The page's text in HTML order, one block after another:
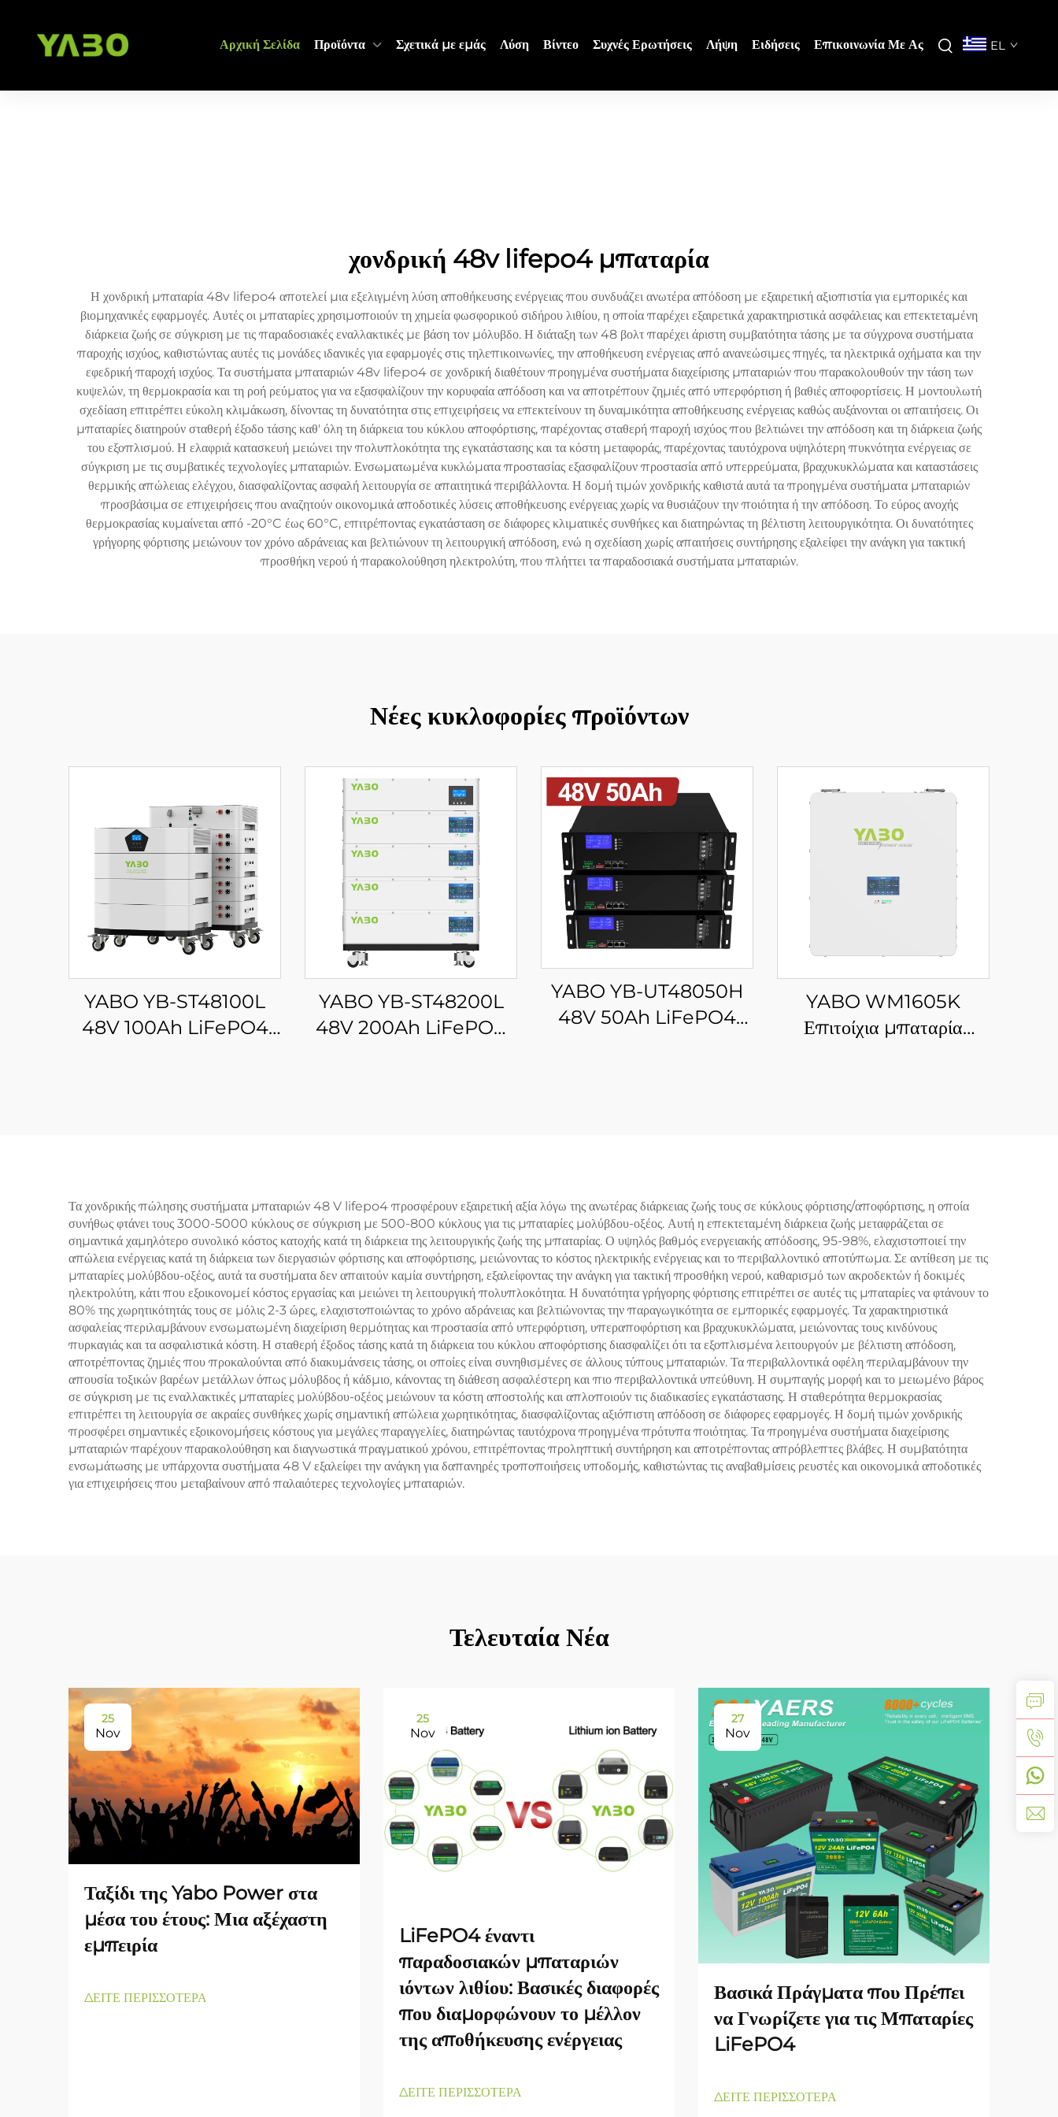
Αρχική Σελίδα Προϊόντα Σχετικά με εμάς Λύση Βίντεο Συχνές Ερωτήσεις Λήψη Ειδήσεις Επικοινωνία Με Ας EL
χονδρική 48v lifepo4 μπαταρία
Η χονδρική μπαταρία 48v lifepo4 αποτελεί μια εξελιγμένη λύση αποθήκευσης ενέργειας που συνδυάζει ανωτέρα απόδοση με εξαιρετική αξιοπιστία για εμπορικές και
βιομηχανικές εφαρμογές. Αυτές οι μπαταρίες χρησιμοποιούν τη χημεία φωσφορικού σιδήρου λιθίου, η οποία παρέχει εξαιρετικά χαρακτηριστικά ασφάλειας και επεκτεταμένη
διάρκεια ζωής σε σύγκριση με τις παραδοσιακές εναλλακτικές με βάση τον μόλυβδο. Η διάταξη των 48 βολτ παρέχει άριστη συμβατότητα τάσης με τα σύγχρονα συστήματα
παροχής ισχύος, καθιστώντας αυτές τις μονάδες ιδανικές για εφαρμογές στις τηλεπικοινωνίες, την αποθήκευση ενέργειας από ανανεώσιμες πηγές, τα ηλεκτρικά οχήματα και την
εφεδρική παροχή ισχύος. Τα συστήματα μπαταριών 48v lifepo4 σε χονδρική διαθέτουν προηγμένα συστήματα διαχείρισης μπαταριών που παρακολουθούν την τάση των
κυψελών, τη θερμοκρασία και τη ροή ρεύματος για να εξασφαλίζουν την κορυφαία απόδοση και να αποτρέπουν ζημιές από υπερφόρτιση ή βαθιές αποφορτίσεις. Η μοντουλωτή
σχεδίαση επιτρέπει εύκολη κλιμάκωση, δίνοντας τη δυνατότητα στις επιχειρήσεις να επεκτείνουν τη δυναμικότητα αποθήκευσης ενέργειας καθώς αυξάνονται οι απαιτήσεις. Οι
μπαταρίες διατηρούν σταθερή έξοδο τάσης καθ' όλη τη διάρκεια του κύκλου αποφόρτισης, παρέχοντας σταθερή παροχή ισχύος που βελτιώνει την απόδοση και τη διάρκεια ζωής
του εξοπλισμού. Η ελαφριά κατασκευή μειώνει την πολυπλοκότητα της εγκατάστασης και τα κόστη μεταφοράς, παρέχοντας ταυτόχρονα υψηλότερη πυκνότητα ενέργειας σε
σύγκριση με τις συμβατικές τεχνολογίες μπαταριών. Ενσωματωμένα κυκλώματα προστασίας εξασφαλίζουν προστασία από υπερρεύματα, βραχυκυκλώματα και καταστάσεις
θερμικής απώλειας ελέγχου, διασφαλίζοντας ασφαλή λειτουργία σε απαιτητικά περιβάλλοντα. Η δομή τιμών χονδρικής καθιστά αυτά τα προηγμένα συστήματα μπαταριών
προσβάσιμα σε επιχειρήσεις που αναζητούν οικονομικά αποδοτικές λύσεις αποθήκευσης ενέργειας χωρίς να θυσιάζουν την ποιότητα ή την απόδοση. Το εύρος ανοχής
θερμοκρασίας κυμαίνεται από -20°C έως 60°C, επιτρέποντας εγκατάσταση σε διάφορες κλιματικές συνθήκες και διατηρώντας τη βέλτιστη λειτουργικότητα. Οι δυνατότητες
γρήγορης φόρτισης μειώνουν τον χρόνο αδράνειας και βελτιώνουν τη λειτουργική απόδοση, ενώ η σχεδίαση χωρίς απαιτήσεις συντήρησης εξαλείφει την ανάγκη για τακτική
προσθήκη νερού ή παρακολούθηση ηλεκτρολύτη, που πλήττει τα παραδοσιακά συστήματα μπαταριών.
Νέες κυκλοφορίες προϊόντων
YABO YB-ST48100L
48V 100Ah LiFePO4
YABO YB-ST48200L
48V 200Ah LiFePO4
YABO YB-UT48050H
48V 50Ah LiFePO4
Χρήση
YABO WM1605K
Επιτοίχια μπαταρία
Τα χονδρικής πώλησης συστήματα μπαταριών 48 V lifepo4 προσφέρουν εξαιρετική αξία λόγω της ανωτέρας διάρκειας ζωής τους σε κύκλους φόρτισης/αποφόρτισης, η οποία
συνήθως φτάνει τους 3000-5000 κύκλους σε σύγκριση με 500-800 κύκλους για τις μπαταρίες μολύβδου-οξέος. Αυτή η επεκτεταμένη διάρκεια ζωής μεταφράζεται σε
σημαντικά χαμηλότερο συνολικό κόστος κατοχής κατά τη διάρκεια της λειτουργικής ζωής της μπαταρίας. Ο υψηλός βαθμός ενεργειακής απόδοσης, 95-98%, ελαχιστοποιεί την
απώλεια ενέργειας κατά τη διάρκεια των διεργασιών φόρτισης και αποφόρτισης, μειώνοντας το κόστος ηλεκτρικής ενέργειας και το περιβαλλοντικό αποτύπωμα. Σε αντίθεση με τις
μπαταρίες μολύβδου-οξέος, αυτά τα συστήματα δεν απαιτούν καμία συντήρηση, εξαλείφοντας την ανάγκη για τακτική προσθήκη νερού, καθαρισμό των ακροδεκτών ή δοκιμές
ηλεκτρολύτη, κάτι που εξοικονομεί κόστος εργασίας και μειώνει τη λειτουργική πολυπλοκότητα. Η δυνατότητα γρήγορης φόρτισης επιτρέπει σε αυτές τις μπαταρίες να φτάνουν το
80% της χωρητικότητάς τους σε μόλις 2-3 ώρες, ελαχιστοποιώντας το χρόνο αδράνειας και βελτιώνοντας την παραγωγικότητα σε εμπορικές εφαρμογές. Τα χαρακτηριστικά
ασφαλείας περιλαμβάνουν ενσωματωμένη διαχείριση θερμότητας και προστασία από υπερφόρτιση, υπεραποφόρτιση και βραχυκυκλώματα, μειώνοντας τους κινδύνους
πυρκαγιάς και τα ασφαλιστικά κόστη. Η σταθερή έξοδος τάσης κατά τη διάρκεια του κύκλου αποφόρτισης διασφαλίζει ότι τα εξοπλισμένα λειτουργούν με βέλτιστη απόδοση,
αποτρέποντας ζημιές που προκαλούνται από διακυμάνσεις τάσης, οι οποίες είναι συνηθισμένες σε άλλους τύπους μπαταριών. Τα περιβαλλοντικά οφέλη περιλαμβάνουν την
απουσία τοξικών βαρέων μετάλλων όπως μόλυβδος ή κάδμιο, κάνοντας τη διάθεση ασφαλέστερη και πιο περιβαλλοντικά υπεύθυνη. Η συμπαγής μορφή και το μειωμένο βάρος
σε σύγκριση με τις εναλλακτικές μπαταρίες μολύβδου-οξέος μειώνουν τα κόστη αποστολής και απλοποιούν τις διαδικασίες εγκατάστασης. Η σταθερότητα θερμοκρασίας
επιτρέπει τη λειτουργία σε ακραίες συνθήκες χωρίς σημαντική απώλεια χωρητικότητας, διασφαλίζοντας αξιόπιστη απόδοση σε διάφορες εφαρμογές. Η δομή τιμών χονδρικής
προσφέρει σημαντικές εξοικονομήσεις κόστους για μεγάλες παραγγελίες, διατηρώντας ταυτόχρονα προηγμένα πρότυπα ποιότητας. Τα προηγμένα συστήματα διαχείρισης
μπαταριών παρέχουν παρακολούθηση και διαγνωστικά πραγματικού χρόνου, επιτρέποντας προληπτική συντήρηση και αποτρέποντας απρόβλεπτες βλάβες. Η συμβατότητα
ενσωμάτωσης με υπάρχοντα συστήματα 48 V εξαλείφει την ανάγκη για δαπανηρές τροποποιήσεις υποδομής, καθιστώντας τις αναβαθμίσεις ρευστές και οικονομικά αποδοτικές
για επιχειρήσεις που μεταβαίνουν από παλαιότερες τεχνολογίες μπαταριών.
Τελευταία Νέα
25
Nov
Ταξίδι της Yabo Power στα
μέσα του έτους: Μια αξέχαστη
εμπειρία
ΔΕΙΤΕ ΠΕΡΙΣΣΟΤΕΡΑ
25
Nov
LiFePO4 έναντι
παραδοσιακών μπαταριών
ιόντων λιθίου: Βασικές διαφορές
που διαμορφώνουν το μέλλον
της αποθήκευσης ενέργειας
ΔΕΙΤΕ ΠΕΡΙΣΣΟΤΕΡΑ
27
Nov
Βασικά Πράγματα που Πρέπει
να Γνωρίζετε για τις Μπαταρίες
LiFePO4
ΔΕΙΤΕ ΠΕΡΙΣΣΟΤΕΡΑ
11